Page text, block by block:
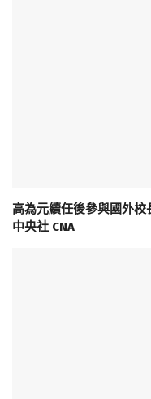
高為元續任後參與國外
中央社 CNA